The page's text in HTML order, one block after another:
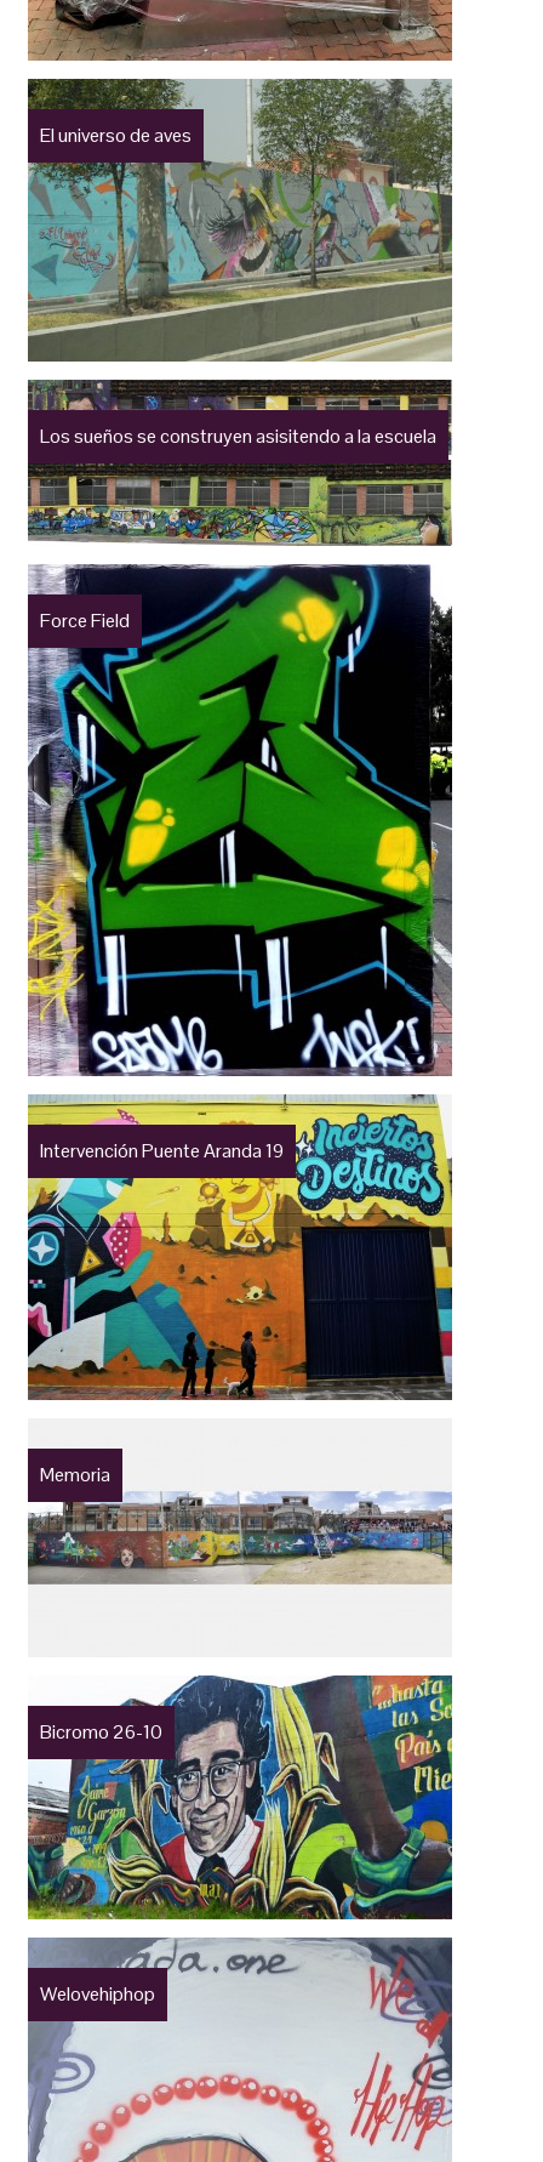
El universo de aves
Los sueños se construyen asisitendo a la escuela
Force Field
Intervención Puente Aranda 19
Memoria
Bicromo 26-10
Welovehiphop